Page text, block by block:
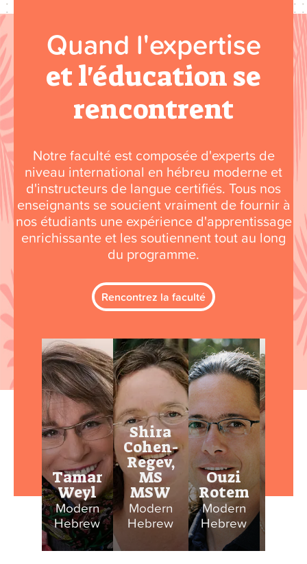
Quand l'expertise
et l'éducation se
rencontrent
Notre faculté est composée d'experts de
niveau international en hébreu moderne et
d'instructeurs de langue certifiés. Tous nos
enseignants se soucient vraiment de fournir à
nos étudiants une expérience d'apprentissage
enrichissante et les soutiennent tout au long
du programme.
Rencontrez la faculté
Tamar
Weyl
Modern
Hebrew
Shira
Cohen-
Regev,
MS
MSW
Modern
Hebrew
Ouzi
Rotem
Modern
Hebrew